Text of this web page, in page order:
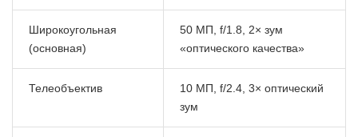
Широкоугольная
(основная)
50 МП, f/1.8, 2× зум
«оптического качества»
Телеобъектив
10 МП, f/2.4, 3× оптический
зум